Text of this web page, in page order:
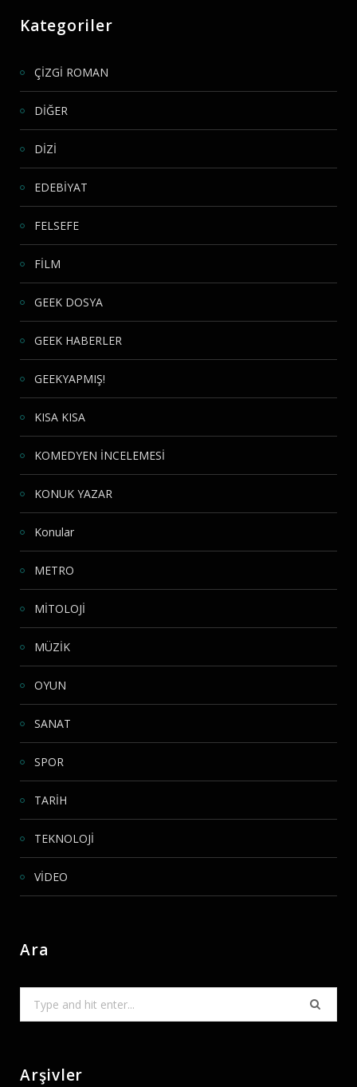
Kategoriler
ÇİZGİ ROMAN
DİĞER
DİZİ
EDEBİYAT
FELSEFE
FİLM
GEEK DOSYA
GEEK HABERLER
GEEKYAPMIŞ!
KISA KISA
KOMEDYEN İNCELEMESİ
KONUK YAZAR
Konular
METRO
MİTOLOJİ
MÜZİK
OYUN
SANAT
SPOR
TARİH
TEKNOLOJİ
VİDEO
Ara
Arşivler